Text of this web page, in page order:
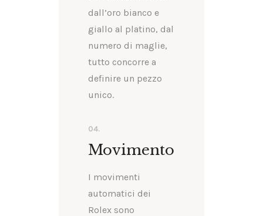
dall’oro bianco e
giallo al platino, dal
numero di maglie,
tutto concorre a
definire un pezzo
unico.
04.
Movimento
I movimenti
automatici dei
Rolex sono